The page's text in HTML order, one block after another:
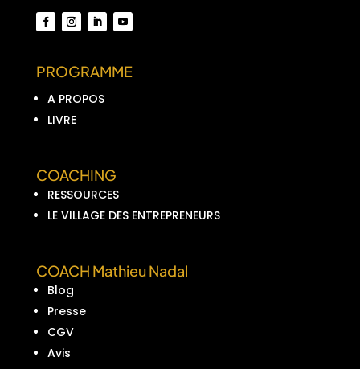
PROGRAMME
A PROPOS
LIVRE
COACHING
RESSOURCES
LE VILLAGE DES ENTREPRENEURS
COACH Mathieu Nadal
Blog
Presse
CGV
Avis